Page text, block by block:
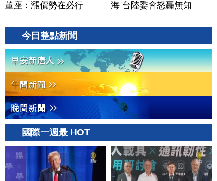
董座：漲價勢在必行
海 台陸委會怒轟無知
今日整點新聞
國際一週最 HOT